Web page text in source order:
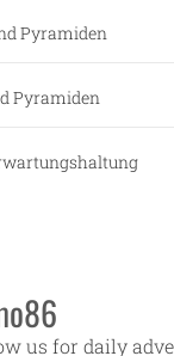
Pyramiden
Pyramiden
us for daily